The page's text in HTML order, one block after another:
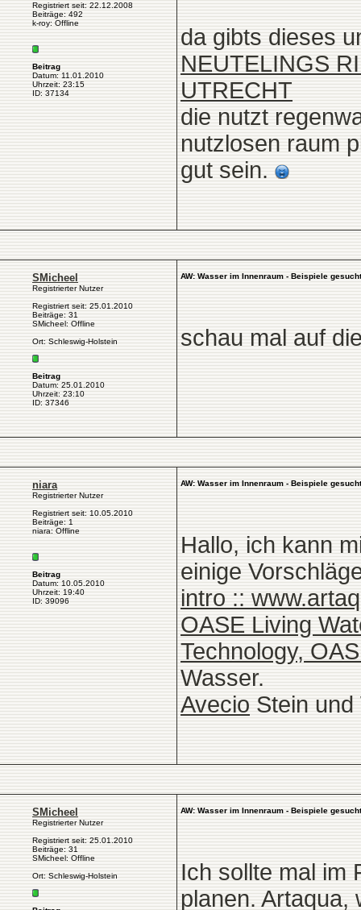
Registriert seit: 22.12.2008
Beiträge: 492
k-roy: Offline
Beitrag
Datum: 11.01.2010
Uhrzeit: 23:15
ID: 37134
da gibts dieses
NEUTELINGS
UTRECHT
die nutzt
nutzlosen raum
gut sein.
SMicheel
Registrierter Nutzer
Registriert seit: 25.01.2010
Beiträge: 31
SMicheel: Offline
Ort: Schleswig-Holstein
Beitrag
Datum: 25.01.2010
Uhrzeit: 23:10
ID: 37346
AW: Wasser im Innenraum - Beispiele gesucht
schau mal auf
niara
Registrierter Nutzer
Registriert seit: 10.05.2010
Beiträge: 1
niara: Offline
Beitrag
Datum: 10.05.2010
Uhrzeit: 19:40
ID: 39096
AW: Wasser im Innenraum - Beispiele gesucht
Hallo, ich kann
einige
intro ::
OASE Living
Technology,
Wasser.
Avecio Stein
SMicheel
Registrierter Nutzer
Registriert seit: 25.01.2010
Beiträge: 31
SMicheel: Offline
Ort: Schleswig-Holstein
AW: Wasser im Innenraum - Beispiele gesucht
Ich sollte mal im
planen. Artaqua,